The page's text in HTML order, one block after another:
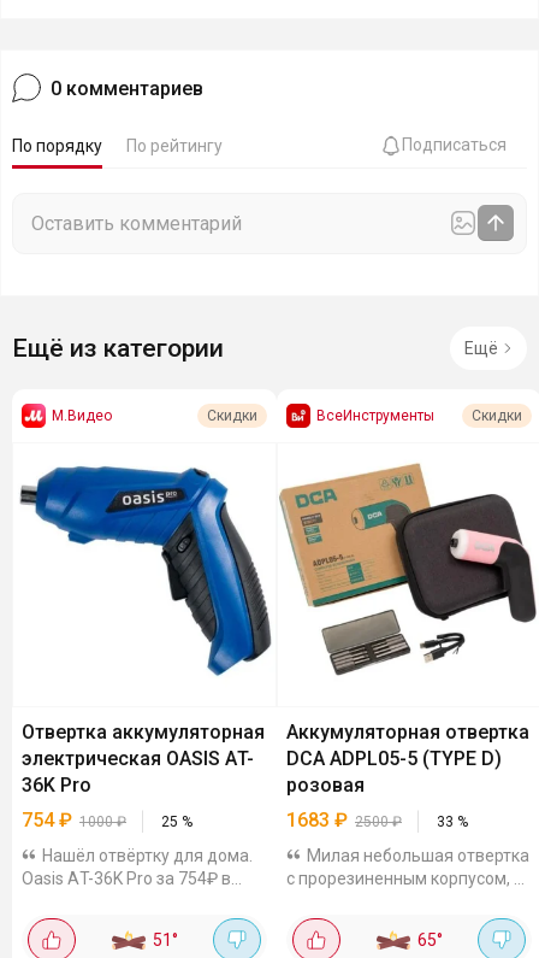
0 комментариев
По порядку По рейтингу Подписаться
Ещё из категории Ещё
М.Видео Скидки
Отвертка аккумуляторная
электрическая OASIS АT-
36K Pro
754₽ 1000₽ 25 %
Нашёл отвёртку для дома.
Oasis АT-36K Pro за 754₽ в
Нм - саморезы в ДСП крутит
без усилий. Аккумулятор 1.5
51°
ВсеИнструменты Скидки
Аккумуляторная отвертка
DCA ADPL05-5 (TYPE D)
розовая
1683 ₽ 2500₽ 33 %
Милая небольшая отвертка
с прорезиненным корпусом, 3
Крутящий момент до 5 Нм,
аккумулятор на 4 В и 2 А·ч,
65°